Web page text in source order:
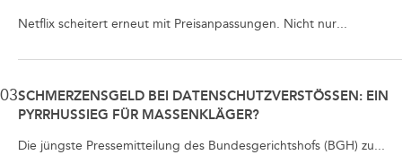
Netflix scheitert erneut mit Preisanpassungen. Nicht nur...
03SCHMERZENSGELD BEI DATENSCHUTZVERSTÖSSEN: EIN P
YRRHUSSIEG FÜR MASSENKLÄGER?
Die jüngste Pressemitteilung des Bundesgerichtshofs (BGH) zu...